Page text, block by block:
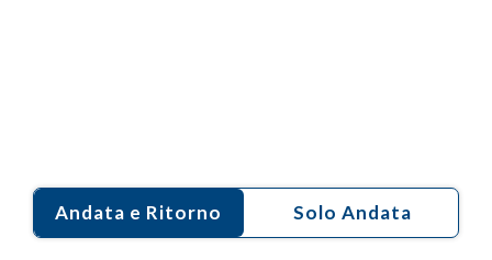
Andata e Ritorno